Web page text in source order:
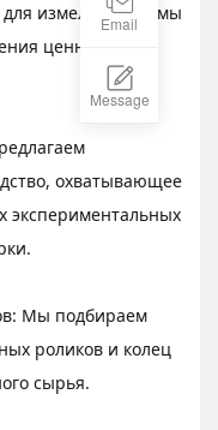
измельчения, мы
ценности
охватывающее
экспериментальных
Мы подбираем
роликов и колец
сырья.
Email
Message